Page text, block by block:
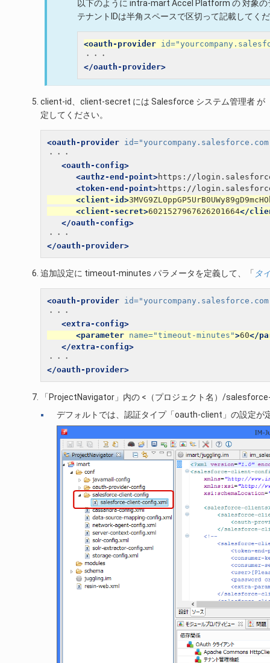
以下のように intra-mart Accel Platform の 対象の
テナントIDは半角スペースで区切って記載してく
<oauth-provider id=
</oauth-provider>
client-id、client-secret には Salesforce システム管理者 が
定してください。
<oauth-provider id=
・・・
<oauth-config>
<authz-end-point>https://
<token-end-point>https://
<client-id>
<client-secret>6021527967626201664</
</oauth-config>
</oauth-provider>
追加設定に timeout-minutes パラメータを定義して、「 タ
<oauth-provider id=
・・・
<extra-config>
<parameter name="timeout-minutes">60</
</extra-config>
</oauth-provider>
「ProjectNavigator」内の <（プロジェクト名）/
デフォルトでは、認証タイプ「oauth-client」の設定が